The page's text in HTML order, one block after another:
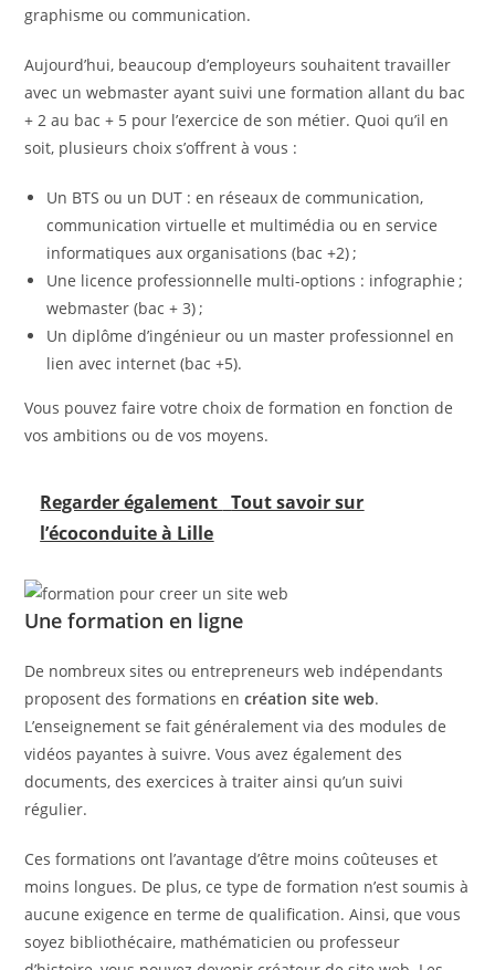
graphisme ou communication.
Aujourd’hui, beaucoup d’employeurs souhaitent travailler
avec un webmaster ayant suivi une formation allant du bac
+ 2 au bac + 5 pour l’exercice de son métier. Quoi qu’il en
soit, plusieurs choix s’offrent à vous :
Un BTS ou un DUT : en réseaux de communication,
communication virtuelle et multimédia ou en service
informatiques aux organisations (bac +2) ;
Une licence professionnelle multi-options : infographie ;
webmaster (bac + 3) ;
Un diplôme d’ingénieur ou un master professionnel en
lien avec internet (bac +5).
Vous pouvez faire votre choix de formation en fonction de
vos ambitions ou de vos moyens.
Regarder également Tout savoir sur
l’écoconduite à Lille
Une formation en ligne
De nombreux sites ou entrepreneurs web indépendants
proposent des formations encréation site web.
L’enseignement se fait généralement via des modules de
vidéos payantes à suivre. Vous avez également des
documents, des exercices à traiter ainsi qu’un suivi
régulier.
Ces formations ont l’avantage d’être moins coûteuses et
moins longues. De plus, ce type de formation n’est soumis à
aucune exigence en terme de qualification. Ainsi, que vous
soyez bibliothécaire, mathématicien ou professeur